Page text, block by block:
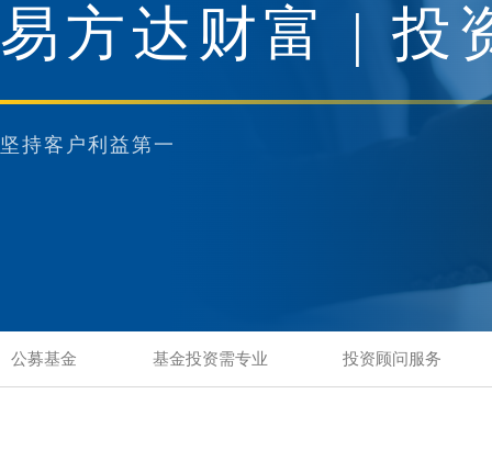
易方达财富 | 投
坚持客户利益第一
公募基金 基金投资需专业 投资顾问服务